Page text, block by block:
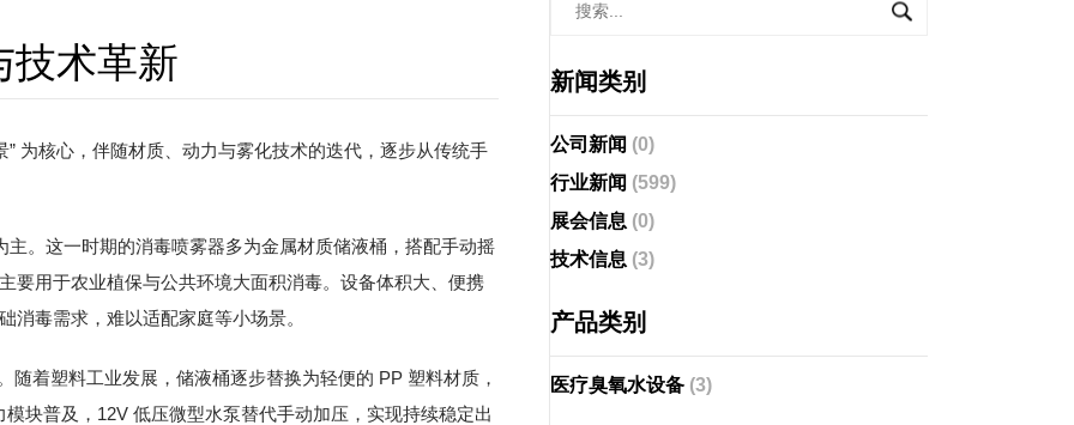
新闻类别
公司新闻 (0)
行业新闻 (599)
展会信息 (0)
技术信息 (3)
产品类别
医疗臭氧水设备 (3)
技术革新
为核心，伴随材质、动力与雾化技术的迭代，逐步从传统手
。这一时期的消毒喷雾器多为金属材质储液桶，搭配手动摇
要用于农业植保与公共环境大面积消毒。设备体积大、便携
消毒需求，难以适配家庭等小场景。
着塑料工业发展，储液桶逐步替换为轻便的 PP 塑料材质，
块普及，12V 低压微型水泵替代手动加压，实现持续稳定出